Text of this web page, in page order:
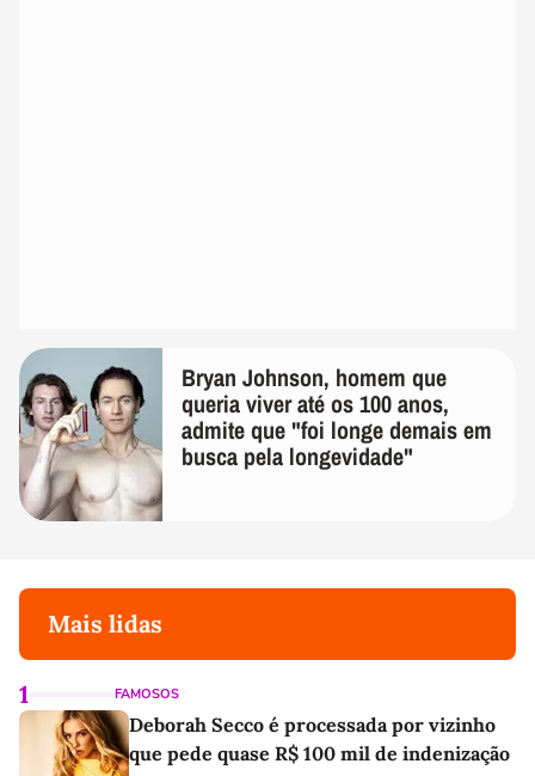
Bryan Johnson, homem que
queria viver até os 100 anos,
admite que "foi longe demais em
busca pela longevidade"
Mais lidas
1 FAMOSOS
Deborah Secco é processada por vizinho
que pede quase R$ 100 mil de indenização